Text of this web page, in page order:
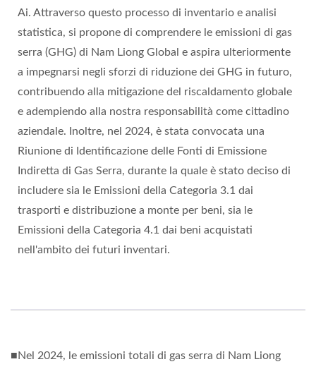
Ai. Attraverso questo processo di inventario e analisi
statistica, si propone di comprendere le emissioni di gas
serra (GHG) di Nam Liong Global e aspira ulteriormente
a impegnarsi negli sforzi di riduzione dei GHG in futuro,
contribuendo alla mitigazione del riscaldamento globale
e adempiendo alla nostra responsabilità come cittadino
aziendale. Inoltre, nel 2024, è stata convocata una
Riunione di Identificazione delle Fonti di Emissione
Indiretta di Gas Serra, durante la quale è stato deciso di
includere sia le Emissioni della Categoria 3.1 dai
trasporti e distribuzione a monte per beni, sia le
Emissioni della Categoria 4.1 dai beni acquistati
nell'ambito dei futuri inventari.
■Nel 2024, le emissioni totali di gas serra di Nam Liong